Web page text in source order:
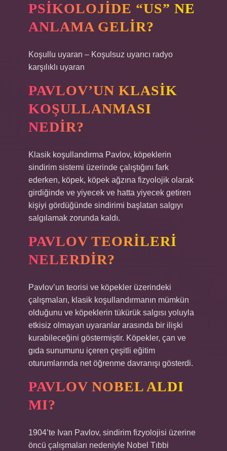
PSIKOLOJIDE “US” NE
ANLAMA GELIR?
Koşullu uyaran – Koşulsuz uyarıcı radyo
karşılıklı uyaran
PAVLOV’UN KLASIK
KOŞULLANMASI
NEDIR?
Klasik koşullandırma Pavlov, köpeklerin
sindirim sistemi üzerinde çalıştığını fark
ederken, köpek, köpek ağzına fizyolojik olarak
girdiğinde ve yiyecek ve hatta yiyecek getiren
kişiyi gördüğünde sindirimi başlatan salgıyı
salgılamak zorunda kaldı.
PAVLOV TEORILERI
NELERDIR?
Pavlov’un teorisi ve köpekler üzerindeki
çalışmaları, klasik koşullandırmanın mümkün
olduğunu ve köpeklerin tükürük salgısı yoluyla
etkisiz olmayan uyaranlar arasında bir ilişki
kurabileceğini göstermiştir. Köpekler, çan ve
gıda sunumunu içeren çeşitli eğitim
oturumlarında net öğrenme davranışı gösterdi.
PAVLOV NOBEL ALDI
MI?
1904’te Ivan Pavlov, sindirim fizyolojisi üzerine
öncü çalışmaları nedeniyle Nobel Tıbbi